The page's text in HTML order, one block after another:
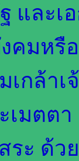
และ
คมหรื
เกล้า
เมตต
ระ ด้ว